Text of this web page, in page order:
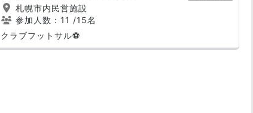
札幌市内民営施設
参加人数：11 /15名
クラブフットサル⚽